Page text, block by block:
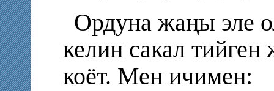
Ордуна жаңы эле
келин сакал
коёт. Мен ичимен: